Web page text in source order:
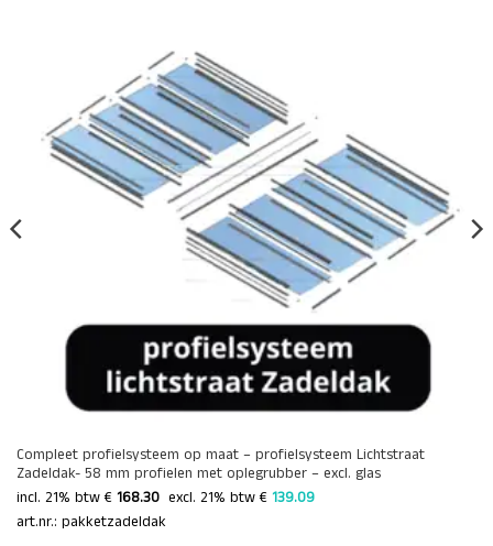
Compleet profielsysteem op maat – profielsysteem Lichtstraat
Zadeldak- 58 mm profielen met oplegrubber – excl. glas
incl. 21% btw € 168.30 excl. 21% btw € 139.09
art.nr.: pakketzadeldak